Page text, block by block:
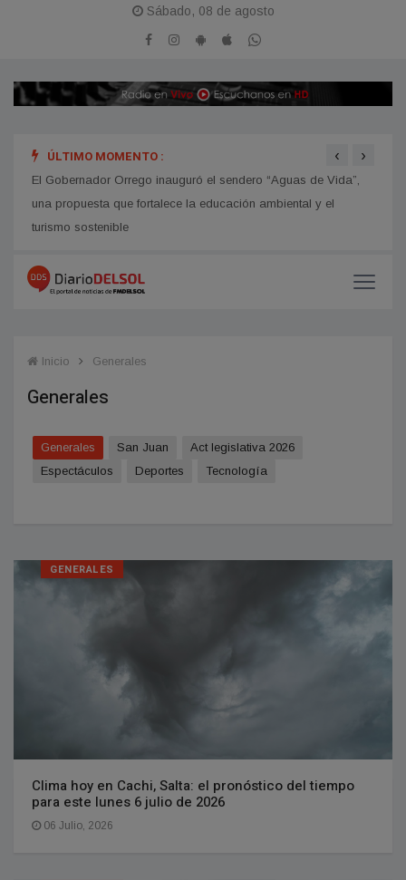
Sábado, 08 de agosto
ÚLTIMO MOMENTO :
El Gobernador Orrego inauguró el sendero “Aguas de Vida”,
una propuesta que fortalece la educación ambiental y el
turismo sostenible
‹ ›
Inicio Generales
Generales
Generales San Juan
Act legislativa 2026
Espectáculos
Deportes Tecnologí­a
GENERALES
Clima hoy en Cachi, Salta: el pronóstico del tiempo
para este lunes 6 julio de 2026
06 Julio, 2026